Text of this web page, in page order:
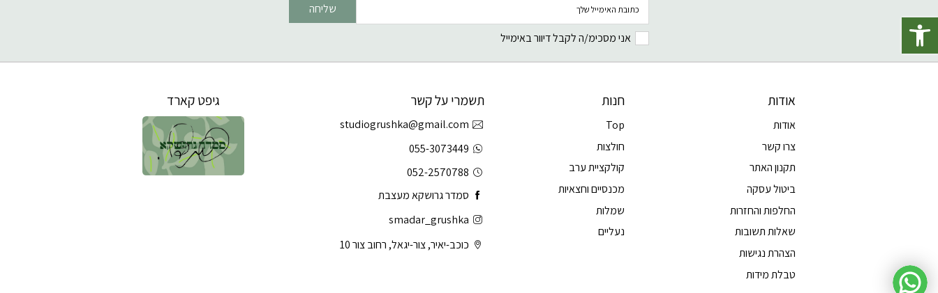
פתח סרגל נגישות שליחה
אני מסכימ/ה לקבל דיוור באימייל
אודות
אודות
צרו קשר
תקנון האתר
ביטול עסקה
החלפות והחזרות
שאלות תשובות
הצהרת נגישות
טבלת מידות
חנות
Top
חולצות
קולקציית ערב
מכנסיים וחצאיות
שמלות
נעליים
תשמרי על קשר
studiogrushka@gmail.com
055-3073449
052-2570788
סמדר גרושקא מעצבת
smadar_grushka
כוכב-יאיר, צור-יגאל, רחוב צור 10
גיפט קארד